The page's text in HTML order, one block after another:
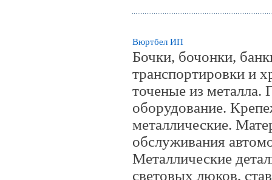
Вюртбел ИП
Бочки, бочонки,
транспортировки и
точеные из металла.
оборудование.
металлические.
обслуживания
Металлические
световых люков,